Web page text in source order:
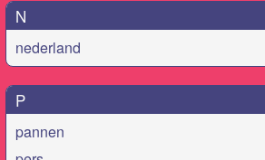
N
nederland
P
pannen